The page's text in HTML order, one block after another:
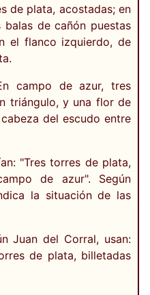
de plata, acostadas; en
de cañón puestas
el flanco izquierdo, de
campo de azur, tres
triángulo, y una flor de
del escudo entre
"Tres torres de plata,
de azur". Según
la situación de las
Juan del Corral, usan:
de plata, billetadas